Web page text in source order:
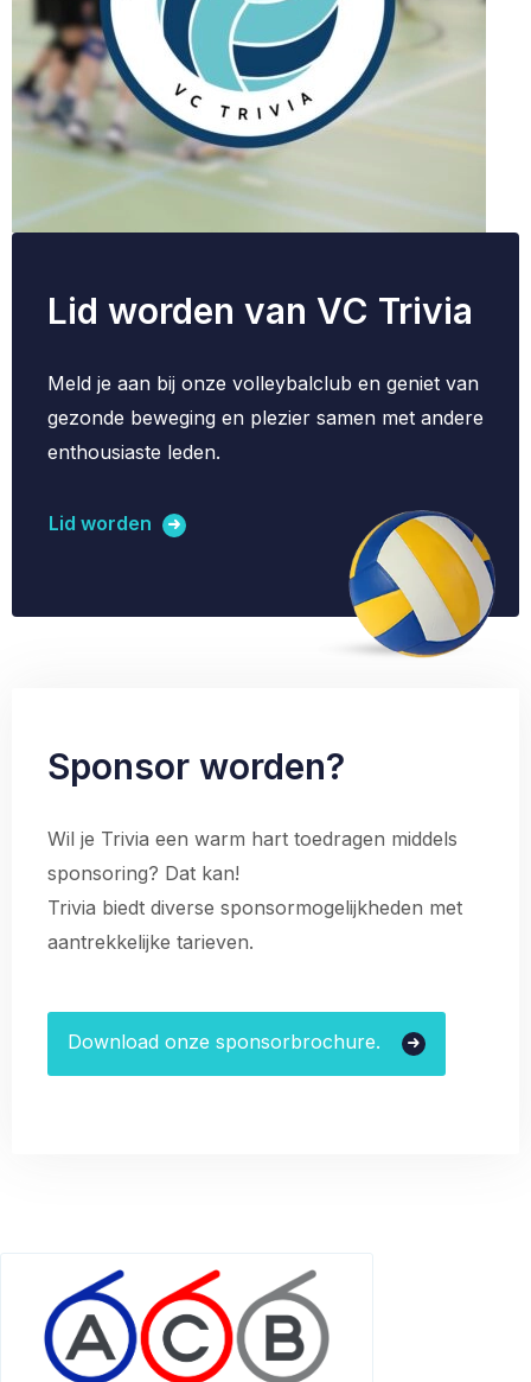
Lid worden van VC Trivia
Meld je aan bij onze volleybalclub en geniet van
gezonde beweging en plezier samen met andere
enthousiaste leden.
Lid worden
Sponsor worden?
Wil je Trivia een warm hart toedragen middels
sponsoring? Dat kan!
Trivia biedt diverse sponsormogelijkheden met
aantrekkelijke tarieven.
Download onze sponsorbrochure.